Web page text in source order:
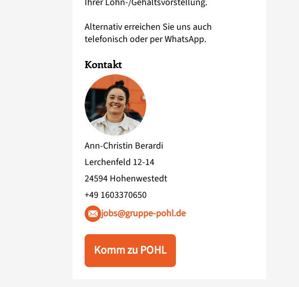
Alternativ erreichen Sie uns auch
telefonisch oder per WhatsApp.
Kontakt
Ann-Christin Berardi
Lerchenfeld 12-14
24594 Hohenwestedt
+49 1603370650
jobs@gruppe-pohl.de
Komm zu POHL